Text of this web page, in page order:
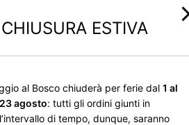
i cookie
contenuti ed annunci, per
CHIUSURA ESTIVA
al Bosco chiuderà per ferie dal 1 al
23 agosto: tutti gli ordini giunti in
di tempo, dunque, saranno